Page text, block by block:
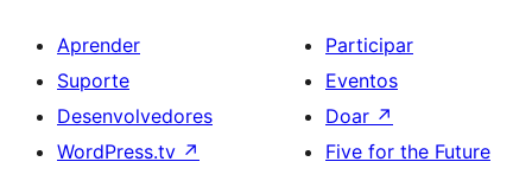
Aprender
Suporte
Desenvolvedores
WordPress.tv ↗
Participar
Eventos
Doar ↗
Five for the Future